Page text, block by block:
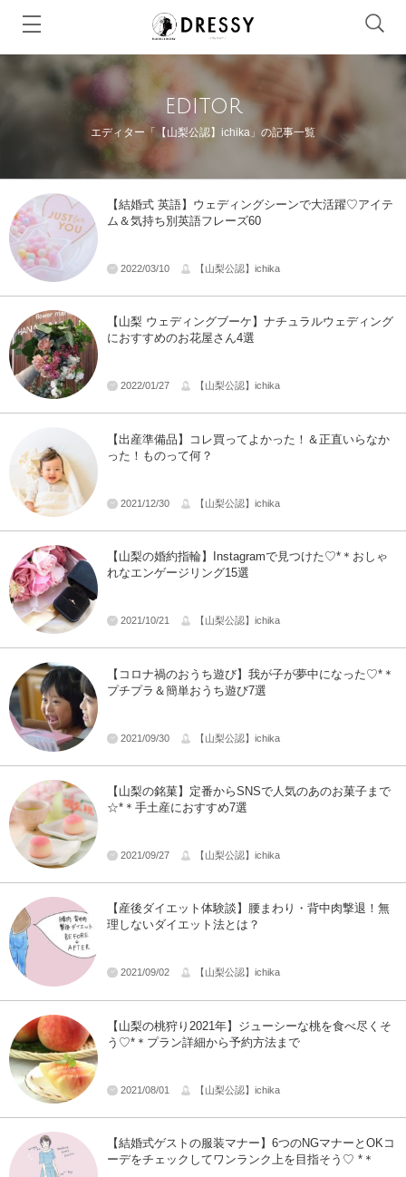
editor
エディター「【山梨公認】ichika」の記事一覧
【結婚式 英語】ウェディングシーンで大活躍♡アイテ
ム＆気持ち別英語フレーズ60
2022/03/10 【山梨公認】ichika
【山梨 ウェディングブーケ】ナチュラルウェディング
におすすめのお花屋さん4選
2022/01/27 【山梨公認】ichika
【出産準備品】コレ買ってよかった！＆正直いらなか
った！ものって何？
2021/12/30 【山梨公認】ichika
【山梨の婚約指輪】Instagramで見つけた♡*＊おしゃ
れなエンゲージリング15選
2021/10/21 【山梨公認】ichika
【コロナ禍のおうち遊び】我が子が夢中になった♡*＊
プチプラ＆簡単おうち遊び7選
2021/09/30 【山梨公認】ichika
【山梨の銘菓】定番からSNSで人気のあのお菓子まで
☆*＊手土産におすすめ7選
2021/09/27 【山梨公認】ichika
【産後ダイエット体験談】腰まわり・背中肉撃退！無
理しないダイエット法とは？
2021/09/02 【山梨公認】ichika
【山梨の桃狩り2021年】ジューシーな桃を食べ尽くそ
う♡*＊プラン詳細から予約方法まで
2021/08/01 【山梨公認】ichika
【結婚式ゲストの服装マナー】6つのNGマナーとOKコ
ーデをチェックしてワンランク上を目指そう♡ *＊